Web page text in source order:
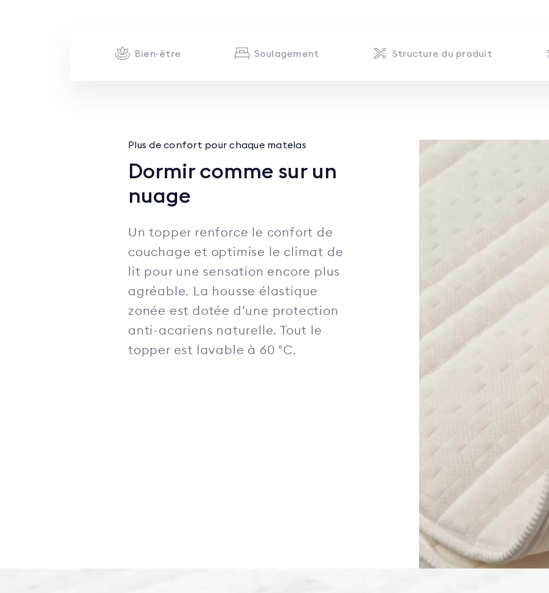
Bien-être Soulagement Structure du produit
Plus de confort pour chaque matelas
Dormir comme sur un
nuage
Un topper renforce le confort de
couchage et optimise le climat de
lit pour une sensation encore plus
agréable. La housse élastique
zonée est dotée d’une protection
anti-acariens naturelle. Tout le
topper est lavable à 60 °C.